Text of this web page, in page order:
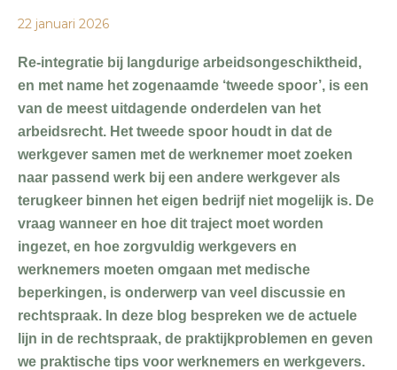
22 januari 2026
Re-integratie bij langdurige arbeidsongeschiktheid,
en met name het zogenaamde ‘tweede spoor’, is een
van de meest uitdagende onderdelen van het
arbeidsrecht. Het tweede spoor houdt in dat de
werkgever samen met de werknemer moet zoeken
naar passend werk bij een andere werkgever als
terugkeer binnen het eigen bedrijf niet mogelijk is. De
vraag wanneer en hoe dit traject moet worden
ingezet, en hoe zorgvuldig werkgevers en
werknemers moeten omgaan met medische
beperkingen, is onderwerp van veel discussie en
rechtspraak. In deze blog bespreken we de actuele
lijn in de rechtspraak, de praktijkproblemen en geven
we praktische tips voor werknemers en werkgevers.